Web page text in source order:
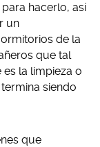
hacerlo, así
un
de la
que tal
la limpieza o
siendo
que